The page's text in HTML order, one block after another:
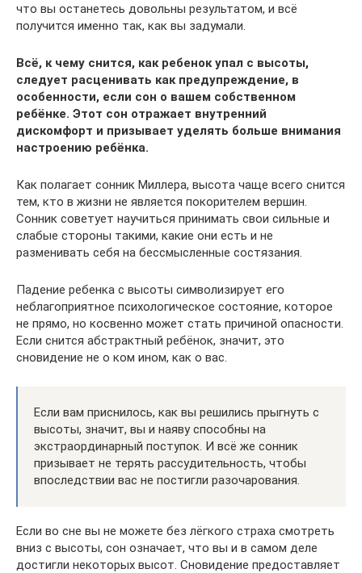
что вы останетесь довольны результатом, и всё
получится именно так, как вы задумали.
Всё, к чему снится, как ребенок упал с высоты,
следует расценивать как предупреждение, в
особенности, если сон о вашем собственном
ребёнке. Этот сон отражает внутренний
дискомфорт и призывает уделять больше внимания
настроению ребёнка.
Как полагает сонник Миллера, высота чаще всего снится
тем, кто в жизни не является покорителем вершин.
Сонник советует научиться принимать свои сильные и
слабые стороны такими, какие они есть и не
разменивать себя на бессмысленные состязания.
Падение ребенка с высоты символизирует его
неблагоприятное психологическое состояние, которое
не прямо, но косвенно может стать причиной опасности.
Если снится абстрактный ребёнок, значит, это
сновидение не о ком ином, как о вас.
Если вам приснилось, как вы решились прыгнуть с
высоты, значит, вы и наяву способны на
экстраординарный поступок. И всё же сонник
призывает не терять рассудительность, чтобы
впоследствии вас не постигли разочарования.
Если во сне вы не можете без лёгкого страха смотреть
вниз с высоты, сон означает, что вы и в самом деле
достигли некоторых высот. Сновидение предоставляет